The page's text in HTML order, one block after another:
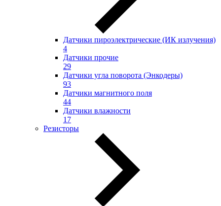
Датчики пироэлектрические (ИК излучения)
4
Датчики прочие
29
Датчики угла поворота (Энкодеры)
93
Датчики магнитного поля
44
Датчики влажности
17
Резисторы